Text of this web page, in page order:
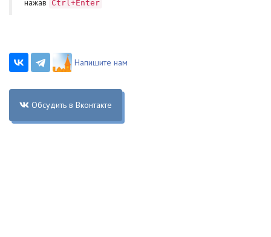
нажав
Ctrl+Enter
Напишите нам
Обсудить в Вконтакте